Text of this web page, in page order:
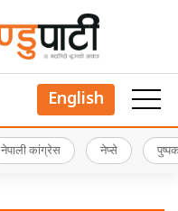
English
नेपाली कांग्रेस नेप्से